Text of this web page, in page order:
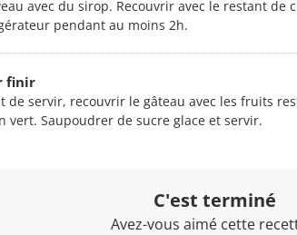
avec du sirop. Recouvrir avec le restant de
pendant au moins 2h.
finir
de servir, recouvrir le gâteau avec les fruits
vert. Saupoudrer de sucre glace et servir.
C'est terminé
Avez-vous aimé cette